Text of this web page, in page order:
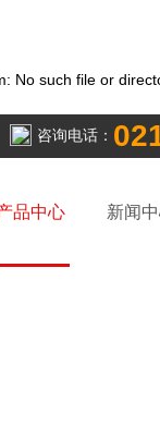
No such file or
咨询电话：
品中心 新闻